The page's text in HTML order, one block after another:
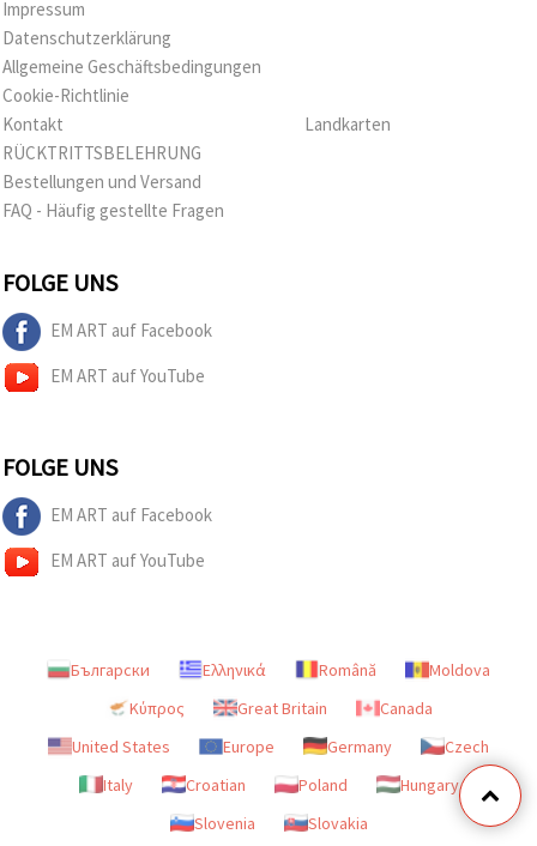
Impressum
Datenschutzerklärung
Allgemeine Geschäftsbedingungen
Cookie-Richtlinie
Kontakt
RÜCKTRITTSBELEHRUNG
Bestellungen und Versand
FAQ - Häufig gestellte Fragen
Landkarten
FOLGE UNS
EM ART auf Facebook
EM ART auf YouTube
FOLGE UNS
EM ART auf Facebook
EM ART auf YouTube
Български Ελληνικά Română
Moldova
Κύπρος
Great Britain
Canada
United States
Europe Germany
Czech
Italy
Croatian Poland
Hungary
Slovenia
Slovakia